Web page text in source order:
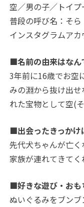
空／男の子／トイ
普段の呼び名：そら
インスタグラムア
■名前の由来はなん
3年前に16歳でお空
みの淵から抜け出
れた宝物として空(
■出会ったきっかけ
先代犬ちゃんが亡
家族が連れてきてく
■好きな遊び・おも
ぬいぐるみをブン